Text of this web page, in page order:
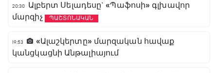
20:30
Ալբերտ Սելադեսը` «Պաֆոսի» գլխավոր
մարզիչ
ՊԱՇՏՈՆԱԿԱՆ
19:53
«Ալաշկերտը» մարզական հավաք
կանցկացնի Անթալիայում